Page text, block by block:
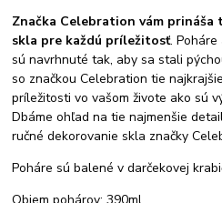
Značka Celebration vám
skla pre každú príležitosť.
sú navrhnuté tak, aby sa stali
so značkou Celebration tie
príležitosti vo vašom živote ako sú
Dbáme ohľad na tie najmenšie
ručné dekorovanie skla značky
Poháre sú balené v darčekovej